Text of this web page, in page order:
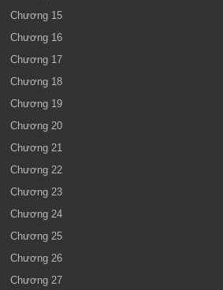
Chương 15
Chương 16
Chương 17
Chương 18
Chương 19
Chương 20
Chương 21
Chương 22
Chương 23
Chương 24
Chương 25
Chương 26
Chương 27